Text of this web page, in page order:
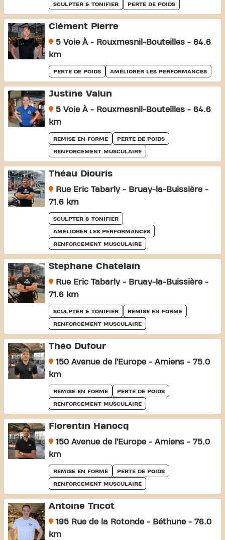
SCULPTER & TONIFIER PERTE DE POIDS
Clément Pierre
5 Voie À - Rouxmesnil-Bouteilles - 64.6
km
PERTE DE POIDS AMÉLIORER LES PERFORMANCES
Justine Valun
5 Voie À - Rouxmesnil-Bouteilles - 64.6
km
REMISE EN FORME PERTE DE POIDS
RENFORCEMENT MUSCULAIRE
Théau Diouris
Rue Eric Tabarly - Bruay-la-Buissière -
71.6 km
SCULPTER & TONIFIER
AMÉLIORER LES PERFORMANCES
RENFORCEMENT MUSCULAIRE
Stephane Chatelain
Rue Eric Tabarly - Bruay-la-Buissière -
71.6 km
SCULPTER & TONIFIER REMISE EN FORME
RENFORCEMENT MUSCULAIRE
Théo Dufour
150 Avenue de l’Europe - Amiens - 75.0
km
REMISE EN FORME PERTE DE POIDS
RENFORCEMENT MUSCULAIRE
Florentin Hanocq
150 Avenue de l’Europe - Amiens - 75.0
km
REMISE EN FORME PERTE DE POIDS
RENFORCEMENT MUSCULAIRE
Antoine Tricot
195 Rue de la Rotonde - Béthune - 76.0
km